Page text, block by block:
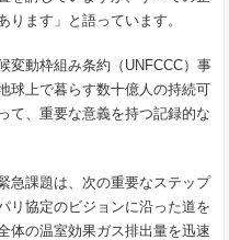
ます」と語っています。
変動枠組み条約（UNFCCC）事
球上で暮らす数十億人の持続可
て、重要な意義を持つ記録的な
急課題は、次の重要なステップ
リ協定のビジョンに沿った道を
体の温室効果ガス排出量を迅速